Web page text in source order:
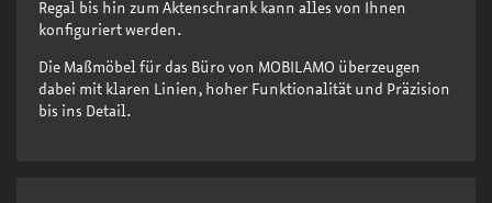
Regal bis hin zum Aktenschrank kann alles von Ihnen
konfiguriert werden.
Die Maßmöbel für das Büro von MOBILAMO überzeugen
dabei mit klaren Linien, hoher Funktionalität und Präzision
bis ins Detail.